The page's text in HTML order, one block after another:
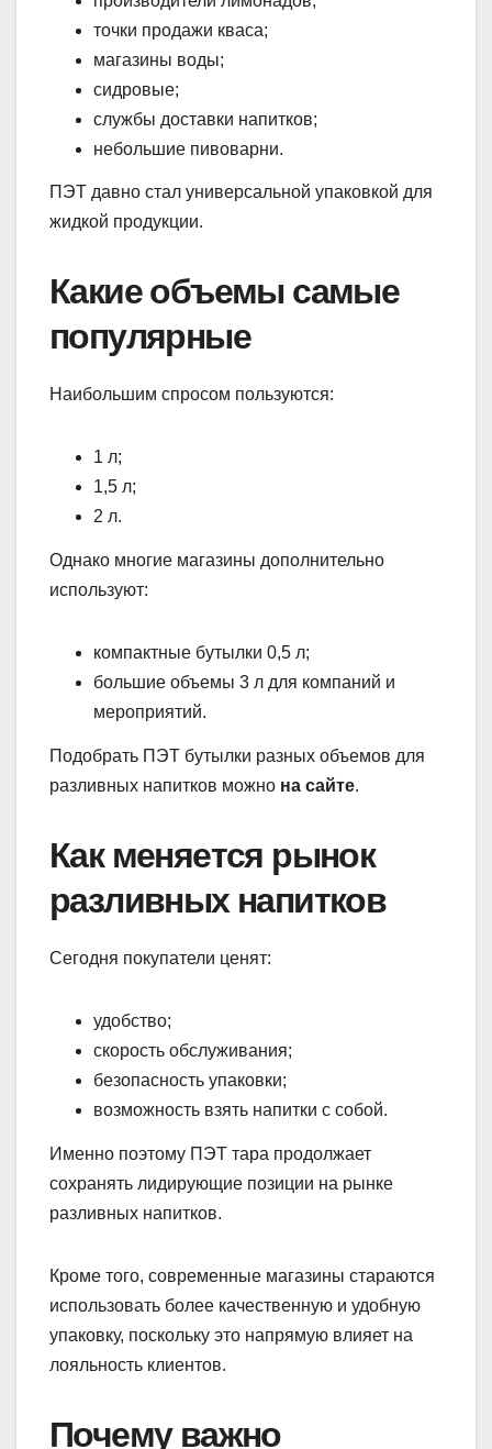
точки продажи кваса;
магазины воды;
сидровые;
службы доставки напитков;
небольшие пивоварни.
ПЭТ давно стал универсальной упаковкой для
жидкой продукции.
Какие объемы самые
популярные
Наибольшим спросом пользуются:
1 л;
1,5 л;
2 л.
Однако многие магазины дополнительно
используют:
компактные бутылки 0,5 л;
большие объемы 3 л для компаний и
мероприятий.
Подобрать ПЭТ бутылки разных объемов для
разливных напитков можно на сайте.
Как меняется рынок
разливных напитков
Сегодня покупатели ценят:
удобство;
скорость обслуживания;
безопасность упаковки;
возможность взять напитки с собой.
Именно поэтому ПЭТ тара продолжает
сохранять лидирующие позиции на рынке
разливных напитков.
Кроме того, современные магазины стараются
использовать более качественную и удобную
упаковку, поскольку это напрямую влияет на
лояльность клиентов.
Почему важно